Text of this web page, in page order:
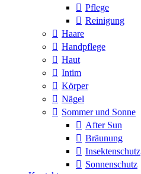
Pflege
Reinigung
Haare
Handpflege
Haut
Intim
Körper
Nägel
Sommer und Sonne
After Sun
Bräunung
Insektenschutz
Sonnenschutz